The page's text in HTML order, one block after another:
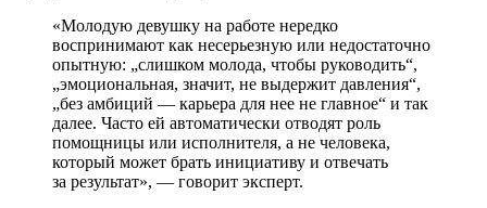
«Молодую девушку на работе нередко
воспринимают как несерьезную или недостаточно
опытную: „слишком молода, чтобы руководить“,
„эмоциональная, значит, не выдержит давления“,
„без амбиций — карьера для нее не главное“ и так
далее. Часто ей автоматически отводят роль
помощницы или исполнителя, а не человека,
который может брать инициативу и отвечать
за результат», — говорит эксперт.